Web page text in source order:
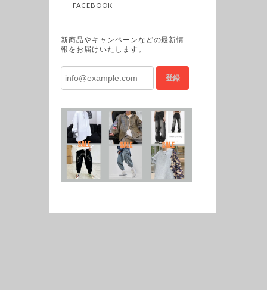
FACEBOOK
新商品やキャンペーンなどの最新情
報をお届けいたします。
登録